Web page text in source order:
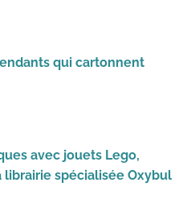
qui cartonnent
avec jouets Lego,
librairie spécialisée Oxybul